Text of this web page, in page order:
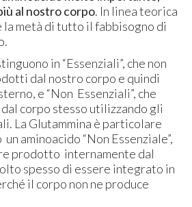
al nostro corpo. In linea teorica
metà di tutto il fabbisogno di
in “Essenziali”, che non
dal nostro corpo e quindi
e “Non Essenziali”, che
corpo stesso utilizzando gli
La Glutammina è particolare
aminoacido “Non Essenziale”,
prodotto internamente dal
spesso di essere integrato in
il corpo non ne produce